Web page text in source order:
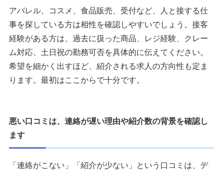
アパレル、コスメ、食品販売、受付など、人と接する仕
事を探している方は相性を確認しやすいでしょう。接客
経験がある方は、過去に扱った商品、レジ経験、クレー
ム対応、土日祝の勤務可否を具体的に伝えてください。
希望を細かく出すほど、紹介される求人の方向性も定ま
ります。最初はここからで十分です。
悪い口コミは、連絡が遅い理由や紹介数の背景を確認し
ます
「連絡がこない」「紹介が少ない」という口コミは、デ